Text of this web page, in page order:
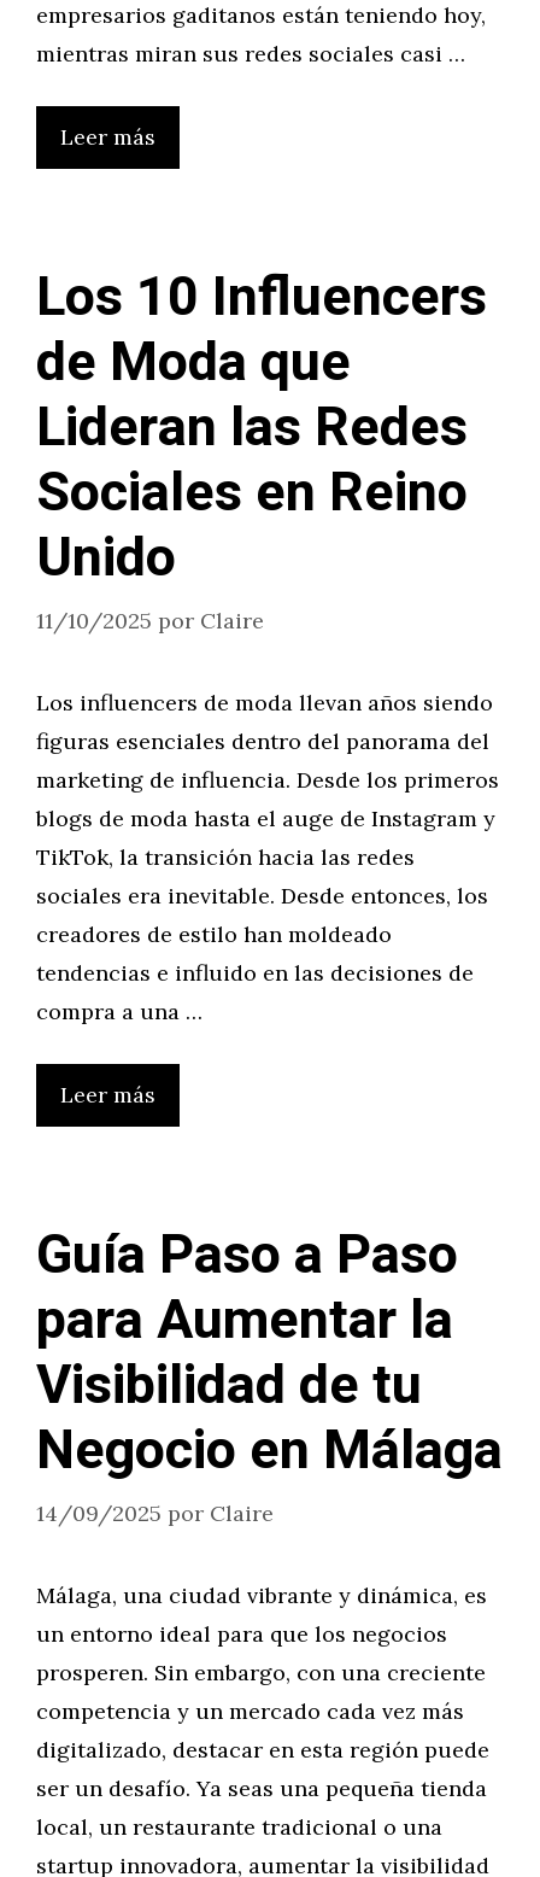
empresarios gaditanos están teniendo hoy,
mientras miran sus redes sociales casi …
Leer más
Los 10 Influencers
de Moda que
Lideran las Redes
Sociales en Reino
Unido
11/10/2025 por Claire
Los influencers de moda llevan años siendo
figuras esenciales dentro del panorama del
marketing de influencia. Desde los primeros
blogs de moda hasta el auge de Instagram y
TikTok, la transición hacia las redes
sociales era inevitable. Desde entonces, los
creadores de estilo han moldeado
tendencias e influido en las decisiones de
compra a una …
Leer más
Guía Paso a Paso
para Aumentar la
Visibilidad de tu
Negocio en Málaga
14/09/2025 por Claire
Málaga, una ciudad vibrante y dinámica, es
un entorno ideal para que los negocios
prosperen. Sin embargo, con una creciente
competencia y un mercado cada vez más
digitalizado, destacar en esta región puede
ser un desafío. Ya seas una pequeña tienda
local, un restaurante tradicional o una
startup innovadora, aumentar la visibilidad